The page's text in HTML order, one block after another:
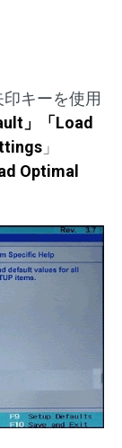
印キーを使用
」「Load
」
Optimal